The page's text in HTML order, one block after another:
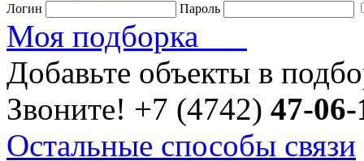
Логин Пароль
Моя подборка
Добавьте объекты в
Звоните! +7 (4742) 47-06-
Остальные способы связи